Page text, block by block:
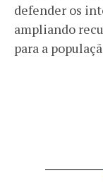
defender os
ampliando
para a